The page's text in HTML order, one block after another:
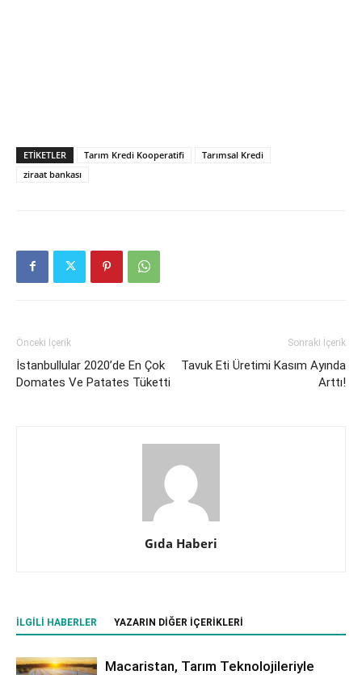
ETIKETLER Tarım Kredi Kooperatifi
Tarımsal Kredi
ziraat bankası
Önceki İçerik
İstanbullular 2020’de En Çok
Domates Ve Patates Tüketti
Sonraki İçerik
Tavuk Eti Üretimi Kasım Ayında
Arttı!
Gıda Haberi
İLGILI HABERLER YAZARIN DIĞER İÇERIKLERI
Macaristan, Tarım Teknolojileriyle